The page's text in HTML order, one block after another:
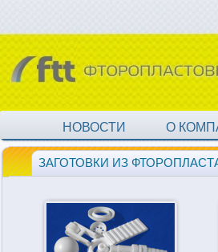
НОВОСТИ О
ЗАГОТОВКИ ИЗ